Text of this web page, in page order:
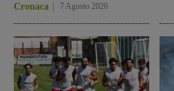
Cronaca 7 Agosto 2026